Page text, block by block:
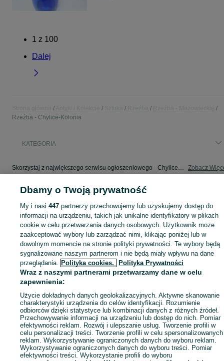
1 z 100
Dalej
Rzeźba - Chylice-Kolonia
KATEGORIA
Skorzystaj z największego serwisu ogłoszeniowego - Chylice-Kolonia i okolice! - kupuj lub sprzedawaj jeszcze wygodniej w kategorii Rzeźba! Zobacz
Mapa kategorii
Mapa miejscowości
Mapa ministron
Popularne wyszukiwania
Dbamy o Twoją prywatność
My i nasi447 partnerzy przechowujemy lub uzyskujemy dostęp do
informacji na urządzeniu, takich jak unikalne identyfikatory w plikach
cookie w celu przetwarzania danych osobowych. Użytkownik może
zaakceptować wybory lub zarządzać nimi, klikając poniżej lub w
dowolnym momencie na stronie polityki prywatności. Te wybory będą
sygnalizowane naszym partnerom i nie będą miały wpływu na dane
przeglądania. Polityka cookies, Polityka Prywatności
Wraz z naszymi partnerami przetwarzamy dane w celu
zapewnienia:
Użycie dokładnych danych geolokalizacyjnych. Aktywne skanowanie
charakterystyki urządzenia do celów identyfikacji. Rozumienie
odbiorców dzięki statystyce lub kombinacji danych z różnych źródeł.
Przechowywanie informacji na urządzeniu lub dostęp do nich. Pomiar
efektywności reklam. Rozwój i ulepszanie usług. Tworzenie profili w
celu personalizacji treści. Tworzenie profili w celu spersonalizowanych
reklam. Wykorzystywanie ograniczonych danych do wyboru reklam.
Wykorzystywanie ograniczonych danych do wyboru treści. Pomiar
efektywności treści. Wykorzystanie profili do wyboru